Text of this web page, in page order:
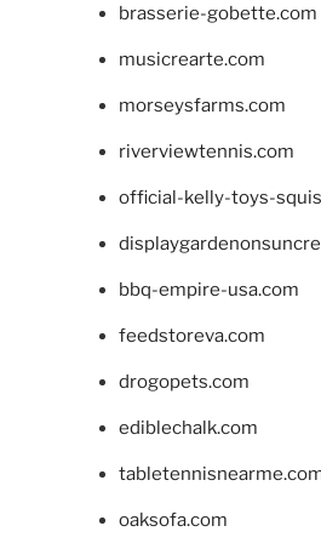
brasserie-gobette.com
musicrearte.com
morseysfarms.com
riverviewtennis.com
official-kelly-toys-
bbq-empire-usa.com
feedstoreva.com
drogopets.com
ediblechalk.com
oaksofa.com